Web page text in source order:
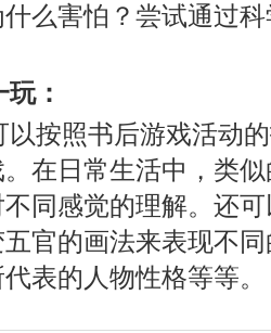
么害怕？尝试通过
：
以按照书后游戏活动
在日常生活中，类
同感觉的理解。还
官的画法来表现不
表的人物性格等等。